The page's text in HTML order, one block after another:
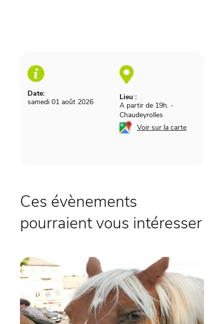
Date:
samedi 01 août 2026
Lieu :
A partir de 19h. -
Chaudeyrolles
Voir sur la carte
Ces évènements
pourraient vous intéresser